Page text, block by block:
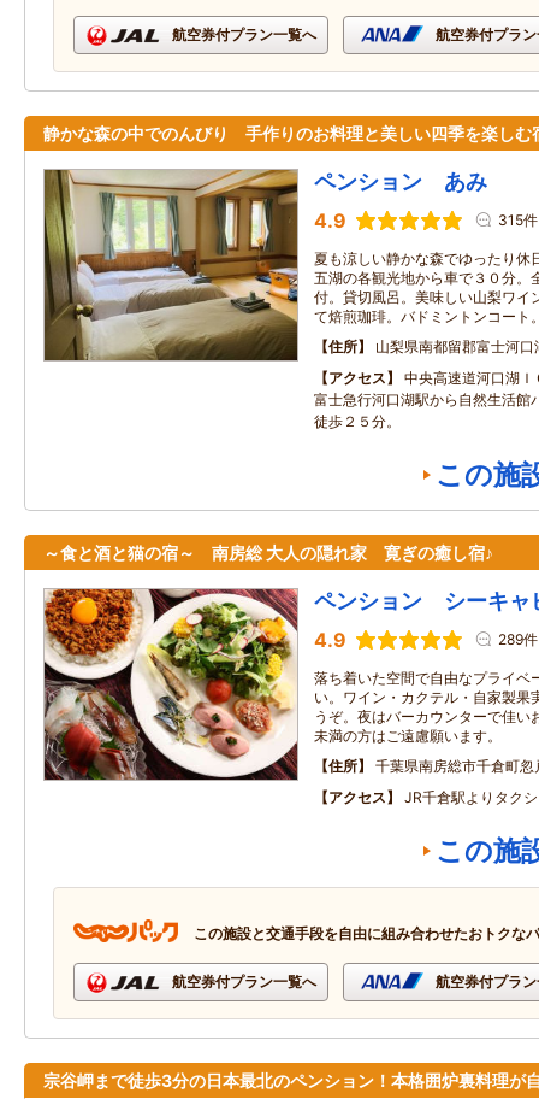
航空券付プラン一覧へ 航空券付プラ
静かな森の中でのんびり 手作りのお料理と美しい四季を楽しむ
ペンション あみ
4.9 315件
夏も涼しい静かな森でゆったり休
五湖の各観光地から車で３０分。
付。貸切風呂。美味しい山梨ワイ
て焙煎珈琲。バドミントンコート
住所
山梨県南都留郡富士河
アクセス
中央高速道河口湖
富士急行河口湖駅から自然生活館
徒歩２５分。
この施
～食と酒と猫の宿～ 南房総 大人の隠れ家 寛ぎの癒し宿♪
ペンション シーキャ
4.9 289件
落ち着いた空間で自由なプライベ
い。ワイン・カクテル・自家製果
うぞ。夜はバーカウンターで佳
未満の方はご遠慮願います。
住所
千葉県南房総市千倉町
アクセス
JR千倉駅よりタク
この施
この施設と交通手段を自由に組み合わせたおトクな
航空券付プラン一覧へ 航空券付プラ
宗谷岬まで徒歩3分の日本最北のペンション！本格囲炉裏料理が